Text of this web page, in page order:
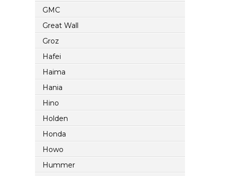
GMC
Great Wall
Groz
Hafei
Haima
Hania
Hino
Holden
Honda
Howo
Hummer